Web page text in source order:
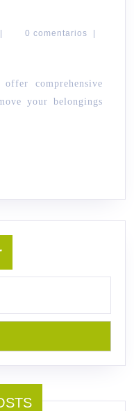
webmaster
| 0 comentarios
|
your belongings